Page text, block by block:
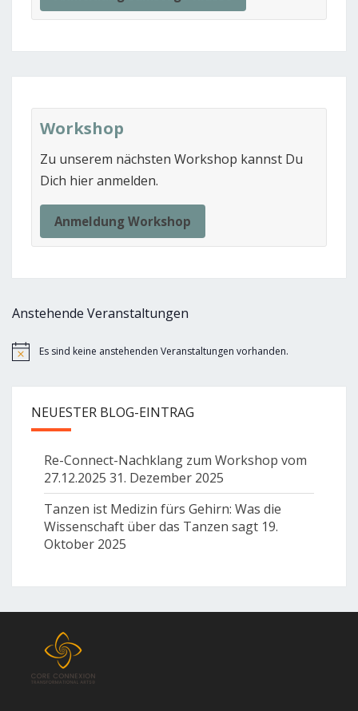
Workshop
Zu unserem nächsten Workshop kannst Du
Dich hier anmelden.
Anmeldung Workshop
Anstehende Veranstaltungen
HinweisEs sind keine anstehenden Veranstaltungen vorhanden.
NEUESTER BLOG-EINTRAG
Re-Connect-Nachklang zum Workshop vom
27.12.2025 31. Dezember 2025
Tanzen ist Medizin fürs Gehirn: Was die
Wissenschaft über das Tanzen sagt 19.
Oktober 2025